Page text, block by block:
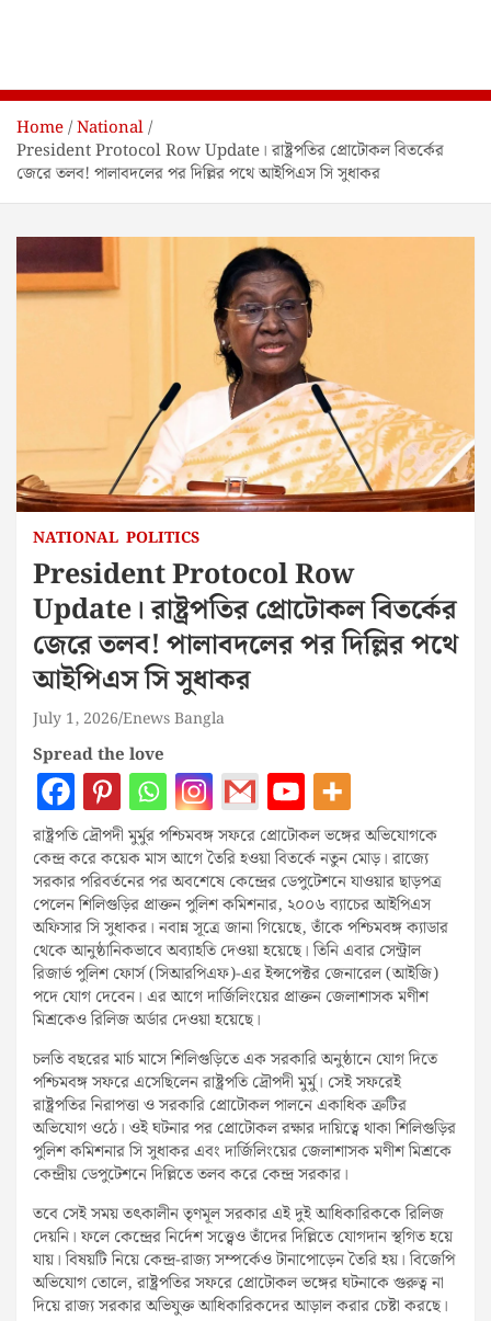
Home National
President Protocol Row Update। রাষ্ট্রপতির প্রোটোকল বিতর্কের
জেরে তলব! পালাবদলের পর দিল্লির পথে আইপিএস সি সুধাকর
NATIONAL POLITICS
President Protocol Row
Update। রাষ্ট্রপতির প্রোটোকল বিতর্কের
জেরে তলব! পালাবদলের পর দিল্লির পথে
আইপিএস সি সুধাকর
July 1, 2026 Enews Bangla
Spread the love
রাষ্ট্রপতি দ্রৌপদী মুর্মুর পশ্চিমবঙ্গ সফরে প্রোটোকল ভঙ্গের অভিযোগকে
কেন্দ্র করে কয়েক মাস আগে তৈরি হওয়া বিতর্কে নতুন মোড়। রাজ্যে
সরকার পরিবর্তনের পর অবশেষে কেন্দ্রের ডেপুটেশনে যাওয়ার ছাড়পত্র
পেলেন শিলিগুড়ির প্রাক্তন পুলিশ কমিশনার, ২০০৬ ব্যাচের আইপিএস
অফিসার সি সুধাকর। নবান্ন সূত্রে জানা গিয়েছে, তাঁকে পশ্চিমবঙ্গ ক্যাডার
থেকে আনুষ্ঠানিকভাবে অব্যাহতি দেওয়া হয়েছে। তিনি এবার সেন্ট্রাল
রিজার্ভ পুলিশ ফোর্স (সিআরপিএফ)-এর ইন্সপেক্টর জেনারেল (আইজি)
পদে যোগ দেবেন। এর আগে দার্জিলিংয়ের প্রাক্তন জেলাশাসক মণীশ
মিশ্রকেও রিলিজ অর্ডার দেওয়া হয়েছে।
চলতি বছরের মার্চ মাসে শিলিগুড়িতে এক সরকারি অনুষ্ঠানে যোগ দিতে
পশ্চিমবঙ্গ সফরে এসেছিলেন রাষ্ট্রপতি দ্রৌপদী মুর্মু। সেই সফরেই
রাষ্ট্রপতির নিরাপত্তা ও সরকারি প্রোটোকল পালনে একাধিক ত্রুটির
অভিযোগ ওঠে। ওই ঘটনার পর প্রোটোকল রক্ষার দায়িত্বে থাকা শিলিগুড়ির
পুলিশ কমিশনার সি সুধাকর এবং দার্জিলিংয়ের জেলাশাসক মণীশ মিশ্রকে
কেন্দ্রীয় ডেপুটেশনে দিল্লিতে তলব করে কেন্দ্র সরকার।
তবে সেই সময় তৎকালীন তৃণমূল সরকার এই দুই আধিকারিককে রিলিজ
দেয়নি। ফলে কেন্দ্রের নির্দেশ সত্ত্বেও তাঁদের দিল্লিতে যোগদান স্থগিত হয়ে
যায়। বিষয়টি নিয়ে কেন্দ্র-রাজ্য সম্পর্কেও টানাপোড়েন তৈরি হয়। বিজেপি
অভিযোগ তোলে, রাষ্ট্রপতির সফরে প্রোটোকল ভঙ্গের ঘটনাকে গুরুত্ব না
দিয়ে রাজ্য সরকার অভিযুক্ত আধিকারিকদের আড়াল করার চেষ্টা করছে।